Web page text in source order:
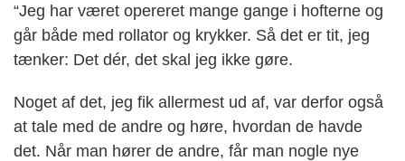
“Jeg har været opereret mange gange i hofterne og
går både med rollator og krykker. Så det er tit, jeg
tænker: Det dér, det skal jeg ikke gøre.
Noget af det, jeg fik allermest ud af, var derfor også
at tale med de andre og høre, hvordan de havde
det. Når man hører de andre, får man nogle nye